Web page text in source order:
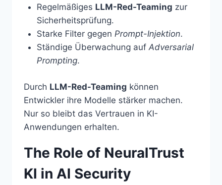
Regelmäßiges LLM-Red-Teaming zur
Sicherheitsprüfung.
Starke Filter gegen Prompt-Injektion.
Ständige Überwachung auf Adversarial
Prompting.
Durch LLM-Red-Teaming können
Entwickler ihre Modelle stärker machen.
Nur so bleibt das Vertrauen in KI-
Anwendungen erhalten.
The Role of NeuralTrust
KI in AI Security